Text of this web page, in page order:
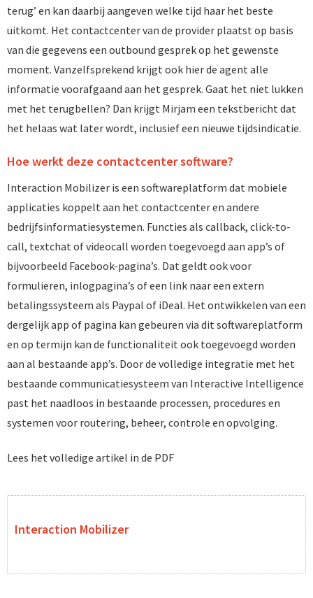
terug’ en kan daarbij aangeven welke tijd haar het beste
uitkomt. Het contactcenter van de provider plaatst op basis
van die gegevens een outbound gesprek op het gewenste
moment. Vanzelfsprekend krijgt ook hier de agent alle
informatie voorafgaand aan het gesprek. Gaat het niet lukken
met het terugbellen? Dan krijgt Mirjam een tekstbericht dat
het helaas wat later wordt, inclusief een nieuwe tijdsindicatie.
Hoe werkt deze contactcenter software?
Interaction Mobilizer is een softwareplatform dat mobiele
applicaties koppelt aan het contactcenter en andere
bedrijfsinformatiesystemen. Functies als callback, click-to-
call, textchat of videocall worden toegevoegd aan app’s of
bijvoorbeeld Facebook-pagina’s. Dat geldt ook voor
formulieren, inlogpagina’s of een link naar een extern
betalingssysteem als Paypal of iDeal. Het ontwikkelen van een
dergelijk app of pagina kan gebeuren via dit softwareplatform
en op termijn kan de functionaliteit ook toegevoegd worden
aan al bestaande app’s. Door de volledige integratie met het
bestaande communicatiesysteem van Interactive Intelligence
past het naadloos in bestaande processen, procedures en
systemen voor routering, beheer, controle en opvolging.
Lees het volledige artikel in de PDF
Interaction Mobilizer